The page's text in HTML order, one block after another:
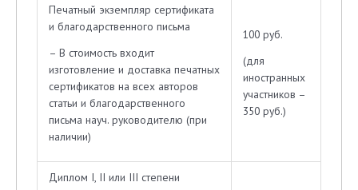
Печатный экземпляр сертификата
и благодарственного письма
– В стоимость входит
изготовление и доставка печатных
сертификатов на всех авторов
статьи и благодарственного
письма науч. руководителю (при
наличии)
100 руб.
(для
иностранных
участников –
350 руб.)
Диплом I, II или III степени